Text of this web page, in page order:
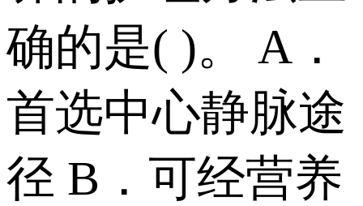
确的是( )。 A．
首选中心静脉途
径 B．可经营养